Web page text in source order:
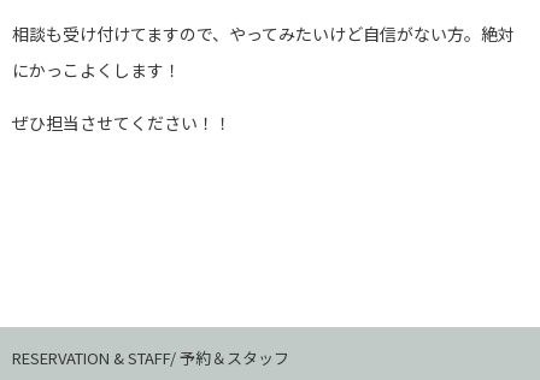
相談も受け付けてますので、やってみたいけど自信がない方。絶対
にかっこよくします！
ぜひ担当させてください！！
RESERVATION & STAFF/ 予約＆スタッフ